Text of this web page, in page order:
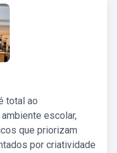
total ao
escolar,
que priorizam
por criatividade